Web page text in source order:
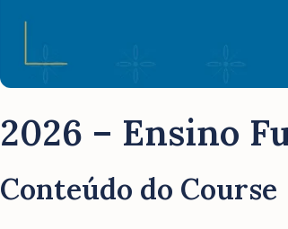
2026 – Ensino
Conteúdo do Course